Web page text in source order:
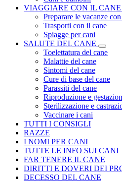
VIAGGIARE CON IL CANE
Preparare le vacanze
Trasporti con il cane
Spiagge per cani
SALUTE DEL CANE
Toelettatura del cane
Malattie del cane
Sintomi del cane
Cure di base del cane
Parassiti del cane
Riproduzione e
Sterilizzazione e
Vaccinare i cani
TUTTI I CONSIGLI
RAZZE
I NOMI PER CANI
TUTTE LE INFO SUI CANI
FAR TENERE IL CANE
DIRITTI E DOVERI DEI
DECESSO DEL CANE